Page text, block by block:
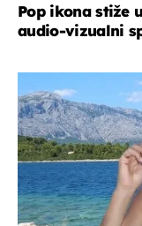
Pop ikona stiže
audio-vizualni